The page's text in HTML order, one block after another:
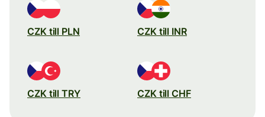
CZK till PLN CZK till INR
CZK till TRY CZK till CHF